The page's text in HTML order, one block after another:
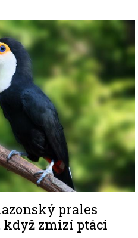
prales
když zmizí ptáci